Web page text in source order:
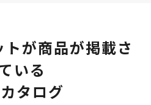
が商品が掲載さ
いる
タログ